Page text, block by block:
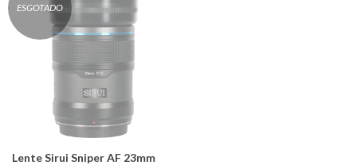
ESGOTADO
Lente Sirui Sniper AF 23mm